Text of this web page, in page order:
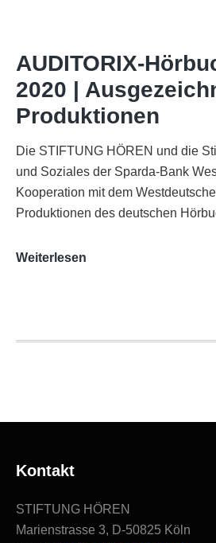
Funkhaus
Köln
AUDITORIX-
2020 |
Produktionen
Die STIFTUNG HÖREN und die
und Soziales der Sparda-Bank
Kooperation mit dem
Produktionen des deutschen
Weiterlesen
Ausgezeichnete
Kontakt
STIFTUNG HÖREN
Marienstrasse 3, D-50825 Köln